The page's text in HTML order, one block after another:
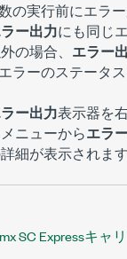
の実行前にエラ
ー出力にも同じ
の場合、 エラー
ラーのステータ
ー出力表示器を
ニューからエラ
細が表示されます
SC Expressキャ